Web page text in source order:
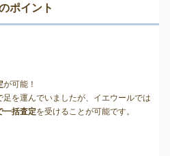
ポイント
が可能！
を運んでいましたが、イエウールでは
一括査定を受けることが可能です。